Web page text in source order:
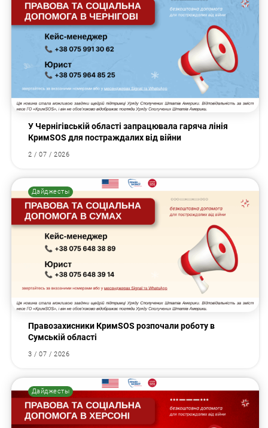
У Чернігівській області запрацювала гаряча лінія
КримSOS для постраждалих від війни
2 / 07 / 2026
Дайджесты
Правозахисники КримSOS розпочали роботу в
Сумській області
3 / 07 / 2026
Дайджесты